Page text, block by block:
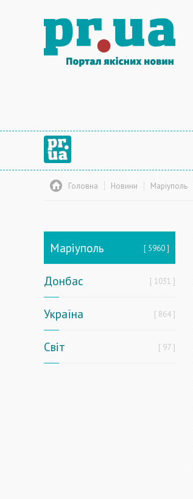
Головна Новини Маріуполь
Маріуполь 5960
Донбас 1031
Україна 864
Світ 97